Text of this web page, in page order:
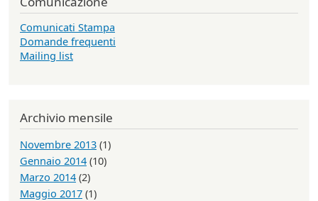
Comunicati Stampa
Domande frequenti
Mailing list
Archivio mensile
Novembre 2013 (1)
Gennaio 2014 (10)
Marzo 2014 (2)
Maggio 2017 (1)